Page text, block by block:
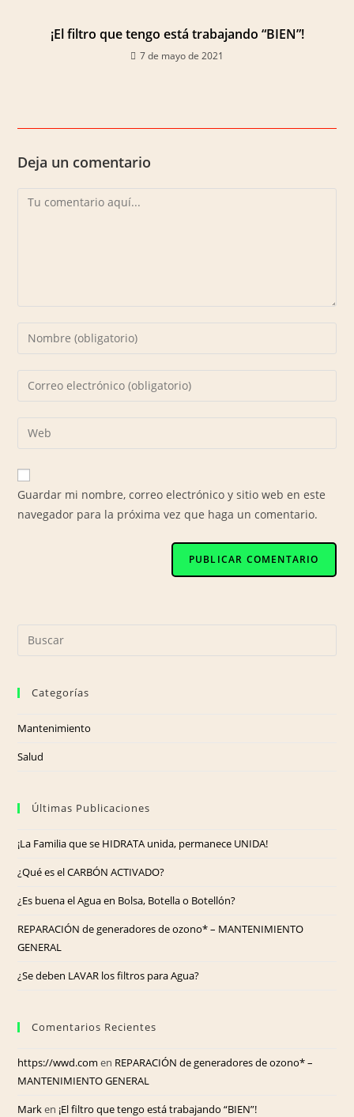
¡El filtro que tengo está trabajando “BIEN”!
7 de mayo de 2021
Deja un comentario
Guardar mi nombre, correo electrónico y sitio web en este
navegador para la próxima vez que haga un comentario.
Categorías
Mantenimiento
Salud
Últimas Publicaciones
¡La Familia que se HIDRATA unida, permanece UNIDA!
¿Qué es el CARBÓN ACTIVADO?
¿Es buena el Agua en Bolsa, Botella o Botellón?
REPARACIÓN de generadores de ozono* – MANTENIMIENTO
GENERAL
¿Se deben LAVAR los filtros para Agua?
Comentarios Recientes
https://wwd.com en REPARACIÓN de generadores de ozono* –
MANTENIMIENTO GENERAL
Marken ¡El filtro que tengo está trabajando “BIEN”!